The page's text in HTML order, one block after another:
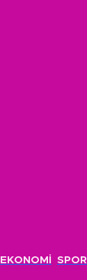
EKONOMİ SPOR